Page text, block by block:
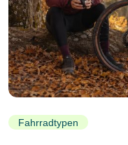
Fahrradtypen